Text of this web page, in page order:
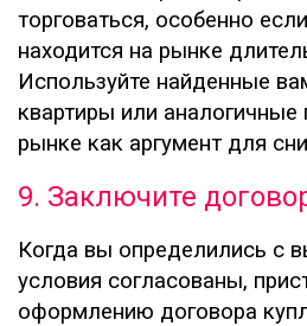
торговаться, особенно
находится на рынке
Используйте найденные
квартиры или
рынке как аргумент для
9. Заключите
Когда вы определились с
условия согласованы,
оформлению договора